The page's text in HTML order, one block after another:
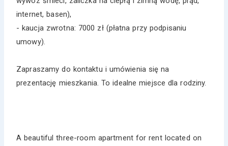
internet, basen),
- kaucja zwrotna: 7000 zł (płatna przy podpisaniu
umowy).
Zapraszamy do kontaktu i umówienia się na
prezentację mieszkania. To idealne miejsce dla rodziny.
A beautiful three-room apartment for rent located on